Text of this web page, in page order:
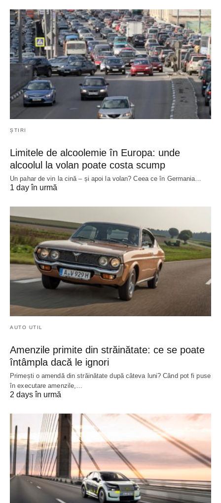
ȘTIRI
Limitele de alcoolemie în Europa: unde
alcoolul la volan poate costa scump
Un pahar de vin la cină – și apoi la volan? Ceea ce în Germania…
1 day în urmă
AUTO UTIL
Amenzile primite din străinătate: ce se poate
întâmpla dacă le ignori
Primești o amendă din străinătate după câteva luni? Când pot fi puse
în executare amenzile,…
2 days în urmă